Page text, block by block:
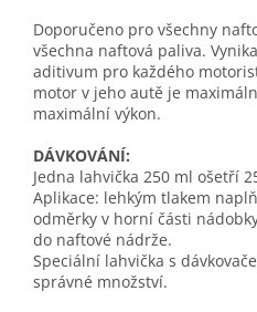
Doporučeno pro všechny
všechna naftová paliva.
aditivum pro každého
motor v jeho autě je
maximální výkon.
DÁVKOVÁNÍ:
Jedna lahvička 250 ml ošetří
Aplikace: lehkým tlakem
odměrky v horní části
do naftové nádrže.
Speciální lahvička s
správné množství.